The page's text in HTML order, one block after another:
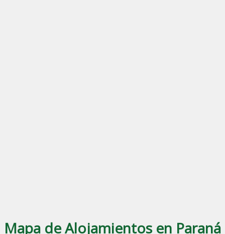
Mapa de Alojamientos en Paraná